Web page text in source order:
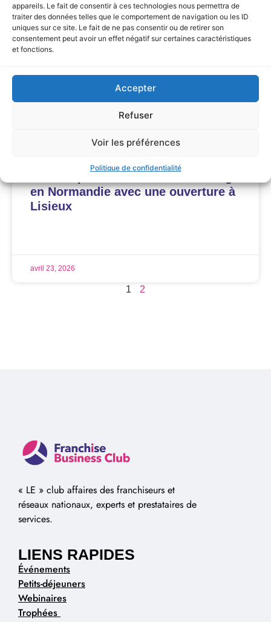
appareils. Le fait de consentir à ces technologies nous permettra de
traiter des données telles que le comportement de navigation ou les ID
uniques sur ce site. Le fait de ne pas consentir ou de retirer son
consentement peut avoir un effet négatif sur certaines caractéristiques
et fonctions.
Accepter
Refuser
Voir les préférences
Politique de confidentialité
COMMUNIQUÉS DE PRESSE
en Normandie avec une ouverture à
Lisieux
avril 23, 2026
1 2
« LE » club affaires des franchiseurs et
réseaux nationaux, experts et prestataires de
services.
LIENS RAPIDES
Événements
Petits-déjeuners
Webinaires
Trophées